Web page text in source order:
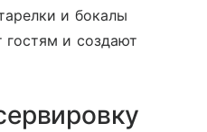
и бокалы
и создают